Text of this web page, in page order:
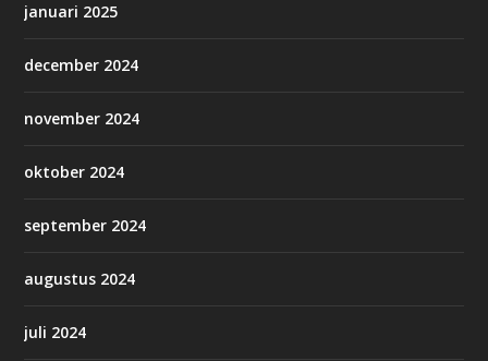
januari 2025
december 2024
november 2024
oktober 2024
september 2024
augustus 2024
juli 2024